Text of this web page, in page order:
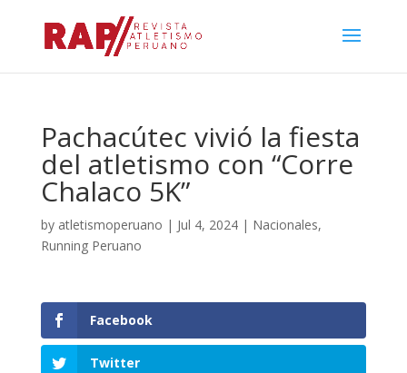
Pachacútec vivió la fiesta
del atletismo con “Corre
Chalaco 5K”
by atletismoperuano | Jul 4, 2024| Nacionales,
Running Peruano
Facebook
Twitter